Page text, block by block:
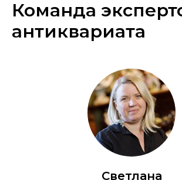
Команда
антиквариата
Светлана